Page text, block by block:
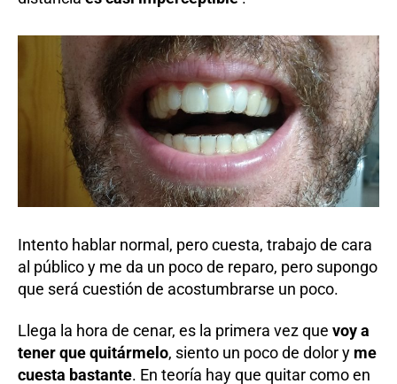
Intento hablar normal, pero cuesta, trabajo de cara
al público y me da un poco de reparo, pero supongo
que será cuestión de acostumbrarse un poco.
Llega la hora de cenar, es la primera vez que voy a
tener que quitármelo, siento un poco de dolor y me
cuesta bastante. En teoría hay que quitar como en